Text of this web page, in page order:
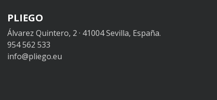
PLIEGO
Álvarez Quintero, 2 · 41004 Sevilla, España.
954 562 533
info@pliego.eu